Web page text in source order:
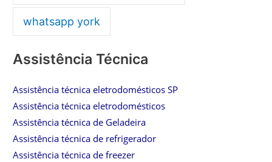
whatsapp york
Assistência Técnica
Assistência técnica eletrodomésticos SP
Assistência técnica eletrodomésticos
Assistência técnica de Geladeira
Assistência técnica de refrigerador
Assistência técnica de freezer